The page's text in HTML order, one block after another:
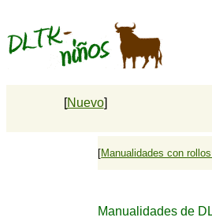
[Nuevo]
[Manualidades con
Manualidades de